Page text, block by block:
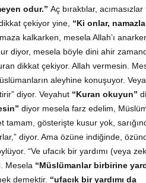
odur.” Aç bıraktılar, acımasızlar
çekiyor yine, “Ki onlar,
kalkarken, mesela Allah’ı
diyor, mesela böyle dini ahir
dikkat çekiyor. Allah vermesin.
aleyhine konuşuyor.
diyor. Veyahut “Kuran okuyun”
diyor mesela farz edelim,
tamam, gösterişte kusur yok,
diyor. Ama özüne indiğinde,
“Ve ufacık bir yardımı (veya
Mesela “Müslümanlar birbirine
demektir. “ufacık bir yardımı da